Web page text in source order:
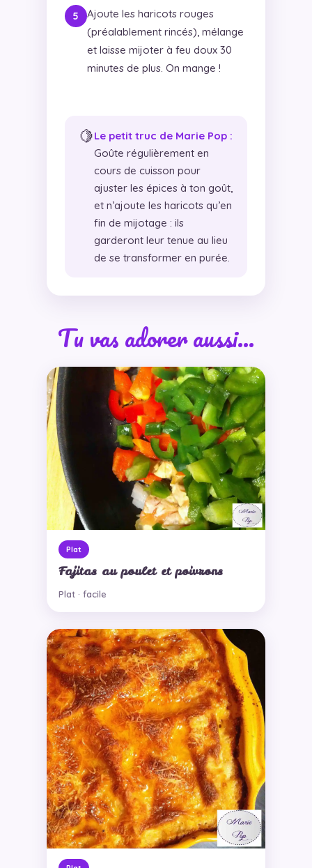
Ajoute les haricots rouges
(préalablement rincés), mélange
et laisse mijoter à feu doux 30
minutes de plus. On mange !
🍋Le petit truc de Marie Pop :
Goûte régulièrement en
cours de cuisson pour
ajuster les épices à ton goût,
et n’ajoute les haricots qu’en
fin de mijotage : ils
garderont leur tenue au lieu
de se transformer en purée.
Tu vas adorer aussi…
Plat
Fajitas au poulet et poivrons
Plat · facile